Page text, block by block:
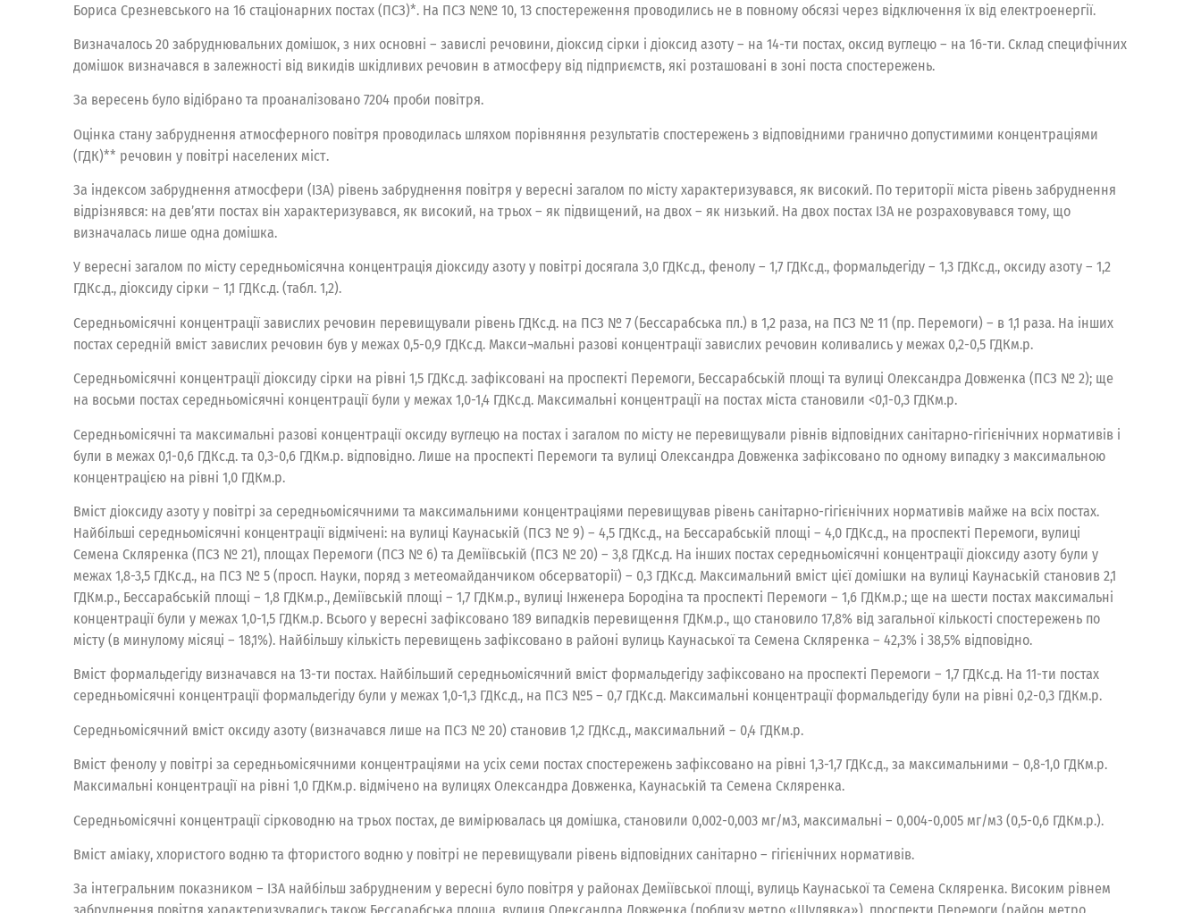
Бориса Срезневського на 16 стаціонарних постах (ПСЗ)*. На ПСЗ №№ 10, 13 спостереження проводились не в повному обсязі через відключення їх від електроенергії.
Визначалось 20 забруднювальних домішок, з них основні – завислі речовини, діоксид сірки і діоксид азоту – на 14-ти постах, оксид вуглецю – на 16-ти. Склад специфічних
домішок визначався в залежності від викидів шкідливих речовин в атмосферу від підприємств, які розташовані в зоні поста спостережень.
За вересень було відібрано та проаналізовано 7204 проби повітря.
Оцінка стану забруднення атмосферного повітря проводилась шляхом порівняння результатів спостережень з відповідними гранично допустимими концентраціями
(ГДК)** речовин у повітрі населених міст.
За індексом забруднення атмосфери (ІЗА) рівень забруднення повітря у вересні загалом по місту характеризувався, як високий. По території міста рівень забруднення
відрізнявся: на дев’яти постах він характеризувався, як високий, на трьох – як підвищений, на двох – як низький. На двох постах ІЗА не розраховувався тому, що
визначалась лише одна домішка.
У вересні загалом по місту середньомісячна концентрація діоксиду азоту у повітрі досягала 3,0 ГДКс.д., фенолу – 1,7 ГДКс.д., формальдегіду – 1,3 ГДКс.д., оксиду азоту – 1,2
ГДКс.д., діоксиду сірки – 1,1 ГДКс.д. (табл. 1,2).
Середньомісячні концентрації завислих речовин перевищували рівень ГДКс.д. на ПСЗ № 7 (Бессарабська пл.) в 1,2 раза, на ПСЗ № 11 (пр. Перемоги) – в 1,1 раза. На інших
постах середній вміст завислих речовин був у межах 0,5-0,9 ГДКс.д. Макси¬мальні разові концентрації завислих речовин коливались у межах 0,2-0,5 ГДКм.р.
Середньомісячні концентрації діоксиду сірки на рівні 1,5 ГДКс.д. зафіксовані на проспекті Перемоги, Бессарабській площі та вулиці Олександра Довженка (ПСЗ № 2); ще
на восьми постах середньомісячні концентрації були у межах 1,0-1,4 ГДКс.д. Максимальні концентрації на постах міста становили <0,1-0,3 ГДКм.р.
Середньомісячні та максимальні разові концентрації оксиду вуглецю на постах і загалом по місту не перевищували рівнів відповідних санітарно-гігієнічних нормативів і
були в межах 0,1-0,6 ГДКс.д. та 0,3-0,6 ГДКм.р. відповідно. Лише на проспекті Перемоги та вулиці Олександра Довженка зафіксовано по одному випадку з максимальною
концентрацією на рівні 1,0 ГДКм.р.
Вміст діоксиду азоту у повітрі за середньомісячними та максимальними концентраціями перевищував рівень санітарно-гігієнічних нормативів майже на всіх постах.
Найбільші середньомісячні концентрації відмічені: на вулиці Каунаській (ПСЗ № 9) – 4,5 ГДКс.д., на Бессарабській площі – 4,0 ГДКс.д., на проспекті Перемоги, вулиці
Семена Скляренка (ПСЗ № 21), площах Перемоги (ПСЗ № 6) та Деміївській (ПСЗ № 20) – 3,8 ГДКс.д. На інших постах середньомісячні концентрації діоксиду азоту були у
межах 1,8-3,5 ГДКс.д., на ПСЗ № 5 (просп. Науки, поряд з метеомайданчиком обсерваторії) – 0,3 ГДКс.д. Максимальний вміст цієї домішки на вулиці Каунаській становив 2,1
ГДКм.р., Бессарабській площі – 1,8 ГДКм.р., Деміївській площі – 1,7 ГДКм.р., вулиці Інженера Бородіна та проспекті Перемоги – 1,6 ГДКм.р.; ще на шести постах максимальні
концентрації були у межах 1,0-1,5 ГДКм.р. Всього у вересні зафіксовано 189 випадків перевищення ГДКм.р., що становило 17,8% від загальної кількості спостережень по
місту (в минулому місяці – 18,1%). Найбільшу кількість перевищень зафіксовано в районі вулиць Каунаської та Семена Скляренка – 42,3% і 38,5% відповідно.
Вміст формальдегіду визначався на 13-ти постах. Найбільший середньомісячний вміст формальдегіду зафіксовано на проспекті Перемоги – 1,7 ГДКс.д. На 11-ти постах
середньомісячні концентрації формальдегіду були у межах 1,0-1,3 ГДКс.д., на ПСЗ №5 – 0,7 ГДКс.д. Максимальні концентрації формальдегіду були на рівні 0,2-0,3 ГДКм.р.
Середньомісячний вміст оксиду азоту (визначався лише на ПСЗ № 20) становив 1,2 ГДКс.д., максимальний – 0,4 ГДКм.р.
Вміст фенолу у повітрі за середньомісячними концентраціями на усіх семи постах спостережень зафіксовано на рівні 1,3-1,7 ГДКс.д., за максимальними – 0,8-1,0 ГДКм.р.
Максимальні концентрації на рівні 1,0 ГДКм.р. відмічено на вулицях Олександра Довженка, Каунаській та Семена Скляренка.
Середньомісячні концентрації сірководню на трьох постах, де вимірювалась ця домішка, становили 0,002-0,003 мг/м3, максимальні – 0,004-0,005 мг/м3 (0,5-0,6 ГДКм.р.).
Вміст аміаку, хлористого водню та фтористого водню у повітрі не перевищували рівень відповідних санітарно – гігієнічних нормативів.
За інтегральним показником – ІЗА найбільш забрудненим у вересні було повітря у районах Деміївської площі, вулиць Каунаської та Семена Скляренка. Високим рівнем